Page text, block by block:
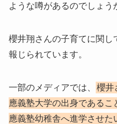
ような噂があるのでしょう
櫻井翔さんの子育てに関し
報じられています。
一部のメディアでは、
櫻井
應義塾大学の出身であるこ
應義塾幼稚舎へ進学させた